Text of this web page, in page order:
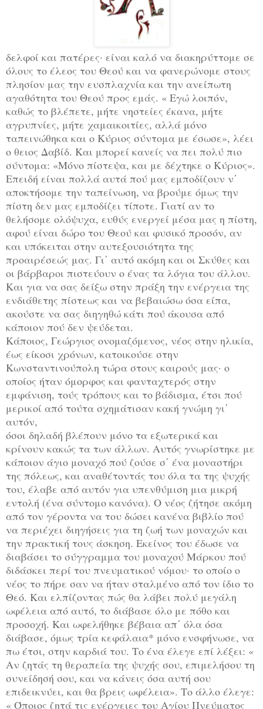
δελφοί και πατέρες· είναι καλό να διακηρύττομε σε
όλους το έλεος του Θεού και να φανερώνομε στους
πλησίον μας την ευσπλαχνία και την ανείπωτη
αγαθότητα του Θεού προς εμάς. « Εγώ λοιπόν,
καθώς το βλέπετε, μήτε νηστείες έκανα, μήτε
αγρυπνίες, μήτε χαμαικοιτίες, αλλά μόνο
ταπεινώθηκα και ο Κύριος σύντομα με έσωσε», λέει
ο θειος Δαβίδ. Και μπορεί κανείς να πει πολύ πιο
σύντομα: «Μόνο πίστεψα, και με δέχτηκε ο Κύριος».
Επειδή είναι πολλά αυτά πού μας εμποδίζουν ν΄
αποκτήσομε την ταπείνωση, να βρούμε όμως την
πίστη δεν μας εμποδίζει τίποτε. Γιατί αν το
θελήσομε ολόψυχα, ευθύς ενεργεί μέσα μας η πίστη,
αφού είναι δώρο του Θεού και φυσικό προσόν, αν
και υπόκειται στην αυτεξουσιότητα της
προαιρέσεώς μας. Γι΄ αυτό ακόμη και οι Σκύθες και
οι βάρβαροι πιστεύουν ο ένας τα λόγια του άλλου.
Και για να σας δείξω στην πράξη την ενέργεια της
ενδιάθετης πίστεως και να βεβαιώσω όσα είπα,
ακούστε να σας διηγηθώ κάτι πού άκουσα από
κάποιον πού δεν ψεύδεται.
Κάποιος, Γεώργιος ονομαζόμενος, νέος στην ηλικία,
έως είκοσι χρόνων, κατοικούσε στην
Κωνσταντινούπολη τώρα στους καιρούς μας· ο
οποίος ήταν όμορφος και φανταχτερός στην
εμφάνιση, τούς τρόπους και το βάδισμα, έτσι πού
μερικοί από τούτα σχημάτισαν κακή γνώμη γι΄
αυτόν,
όσοι δηλαδή βλέπουν μόνο τα εξωτερικά και
κρίνουν κακώς τα των άλλων. Αυτός γνωρίστηκε με
κάποιον άγιο μοναχό πού ζούσε σ΄ ένα μοναστήρι
της πόλεως, και αναθέτοντάς του όλα τα της ψυχής
του, έλαβε από αυτόν για υπενθύμιση μια μικρή
εντολή (ένα σύντομο κανόνα). Ο νέος ζήτησε ακόμη
από τον γέροντα να του δώσει κανένα βιβλίο πού
να περιέχει διηγήσεις για τη ζωή των μοναχών και
την πρακτική τους άσκηση. Εκείνος του έδωσε να
διαβάσει το σύγγραμμα του μοναχού Μάρκου πού
διδάσκει περί του πνευματικού νόμου· το οποίο ο
νέος το πήρε σαν να ήταν σταλμένο από τον ίδιο το
Θεό. Και ελπίζοντας πώς θα λάβει πολύ μεγάλη
ωφέλεια από αυτό, το διάβασε όλο με πόθο και
προσοχή. Και ωφελήθηκε βέβαια απ΄ όλα όσα
διάβασε, όμως τρία κεφάλαια* μόνο ενσφήνωσε, να
πω έτσι, στην καρδιά του. Το ένα έλεγε επί λέξει: «
Αν ζητάς τη θεραπεία της ψυχής σου, επιμελήσου τη
συνείδησή σου, και να κάνεις όσα αυτή σου
επιδεικνύει, και θα βρεις ωφέλεια». Το άλλο έλεγε:
« Όποιος ζητά τις ενέργειες του Αγίου Πνεύματος